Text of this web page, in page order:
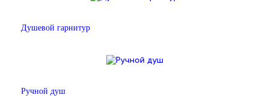
Душевой гарнитур
Ручной душ